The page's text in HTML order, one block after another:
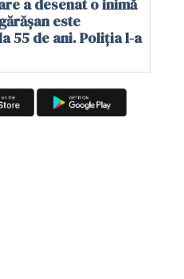
a desenat o inimă
este
55 de ani. Poliția l-a